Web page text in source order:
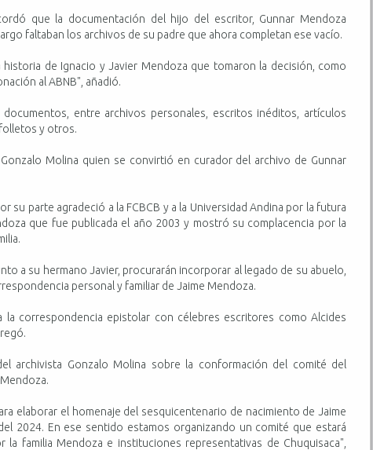
que la documentación del hijo del escritor, Gunnar Mendoza
faltaban los archivos de su padre que ahora completan ese vacío.
historia de Ignacio y Javier Mendoza que tomaron la decisión, como
al ABNB", añadió.
entre archivos personales, escritos inéditos, artículos
y otros.
Molina quien se convirtió en curador del archivo de Gunnar
su parte agradeció a la FCBCB y a la Universidad Andina por la futura
que fue publicada el año 2003 y mostró su complacencia por la
a su hermano Javier, procurarán incorporar al legado de su abuelo,
personal y familiar de Jaime Mendoza.
correspondencia epistolar con célebres escritores como Alcides
archivista Gonzalo Molina sobre la conformación del comité del
elaborar el homenaje del sesquicentenario de nacimiento de Jaime
2024. En ese sentido estamos organizando un comité que estará
la familia Mendoza e instituciones representativas de Chuquisaca",